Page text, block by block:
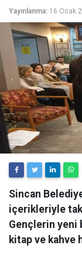
Yayınlanma: 16 Ocak
Sincan
içerikleriyle
Gençlerin yeni
kitap ve